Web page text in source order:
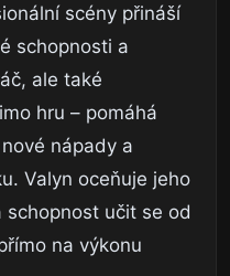
scény přináší
schopnosti a
ale také
hru – pomáhá
nápady a
Valyn oceňuje jeho
učit se od
na výkonu